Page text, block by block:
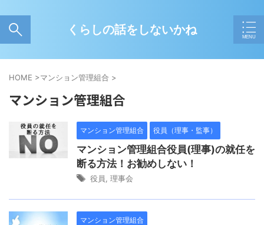
くらしの話をしないかね
HOME >マンション管理組合 >
マンション管理組合
マンション管理組合 役員（理事・監事）
マンション管理組合役員(理事)の就任を
断る方法！お勧めしない！
役員 理事会
マンション管理組合